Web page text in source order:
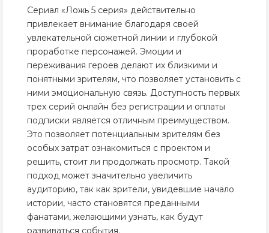
Сериал «Ложь 5 серия» действительно
привлекает внимание благодаря своей
увлекательной сюжетной линии и глубокой
проработке персонажей. Эмоции и
переживания героев делают их близкими и
понятными зрителям, что позволяет установить с
ними эмоциональную связь. Доступность первых
трех серий онлайн без регистрации и оплаты
подписки является отличным преимуществом.
Это позволяет потенциальным зрителям без
особых затрат ознакомиться с проектом и
решить, стоит ли продолжать просмотр. Такой
подход может значительно увеличить
аудиторию, так как зрители, увидевшие начало
истории, часто становятся преданными
фанатами, желающими узнать, как будут
развиваться события.